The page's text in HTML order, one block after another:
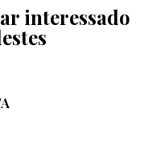
interessado